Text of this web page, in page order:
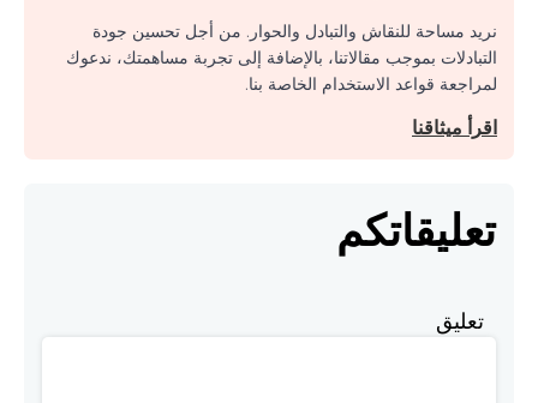
نريد مساحة للنقاش والتبادل والحوار. من أجل تحسين جودة
التبادلات بموجب مقالاتنا، بالإضافة إلى تجربة مساهمتك، ندعوك
لمراجعة قواعد الاستخدام الخاصة بنا.
اقرأ ميثاقنا
تعليقاتكم
تعليق